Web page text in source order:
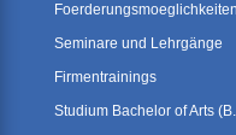
Foerderungsmoeglichkeiten
Seminare und Lehrgänge
Firmentrainings
Studium Bachelor of Arts